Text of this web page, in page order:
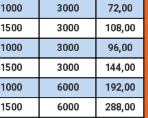
1000 3000
72,00
1500 3000
108,00
1000 3000
96,00
1500 3000
144,00
1000 6000
192,00
1500 6000
288,00